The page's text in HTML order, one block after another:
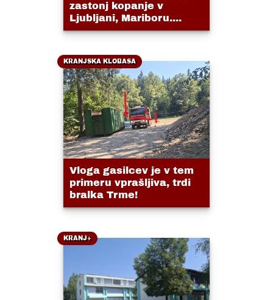
zastonj kopanje v
Ljubljani, Mariboru....
KRANJSKA KLOBASA
Vloga gasilcev je v tem
primeru vprašljiva, trdi
bralka Trme!
KRANJ+